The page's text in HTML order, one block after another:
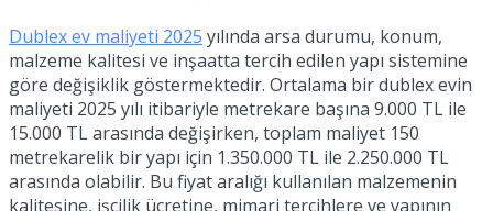
Dublex ev maliyeti 2025 yılında arsa durumu, konum,
malzeme kalitesi ve inşaatta tercih edilen yapı sistemine
göre değişiklik göstermektedir. Ortalama bir dublex evin
maliyeti 2025 yılı itibariyle metrekare başına 9.000 TL ile
15.000 TL arasında değişirken, toplam maliyet 150
metrekarelik bir yapı için 1.350.000 TL ile 2.250.000 TL
arasında olabilir. Bu fiyat aralığı kullanılan malzemenin
kalitesine, işçilik ücretine, mimari tercihlere ve yapının